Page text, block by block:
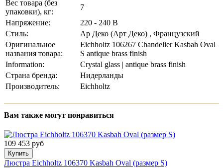
Вес товара (без
упаковки), кг:
7
Напряжение:
220 - 240 В
Стиль:
Ар Деко (Арт Деко) , Французский
Оригинальное
названия товара:
Eichholtz 106267 Chandelier Kasbah Oval
S antique brass finish
Information:
Crystal glass | antique brass finish
Страна бренда:
Нидерланды
Производитель:
Eichholtz
Вам также могут понравиться
109 453 руб
Купить
Люстра Eichholtz 106370 Kasbah Oval (размер S)